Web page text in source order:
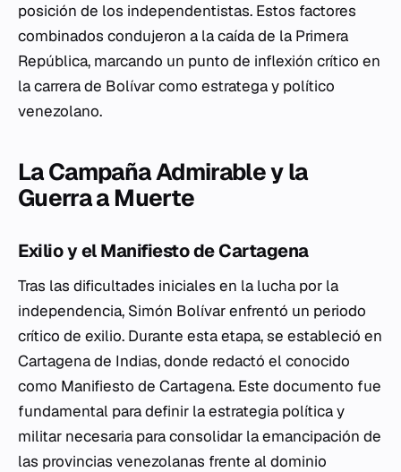
posición de los independentistas. Estos factores
combinados condujeron a la caída de la Primera
República, marcando un punto de inflexión crítico en
la carrera de Bolívar como estratega y político
venezolano.
La Campaña Admirable y la
Guerra a Muerte
Exilio y el Manifiesto de Cartagena
Tras las dificultades iniciales en la lucha por la
independencia, Simón Bolívar enfrentó un periodo
crítico de exilio. Durante esta etapa, se estableció en
Cartagena de Indias, donde redactó el conocido
como Manifiesto de Cartagena. Este documento fue
fundamental para definir la estrategia política y
militar necesaria para consolidar la emancipación de
las provincias venezolanas frente al dominio